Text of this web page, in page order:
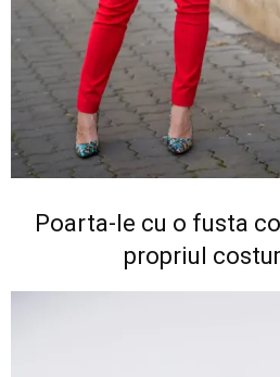
Poarta-le cu o fusta
propriul